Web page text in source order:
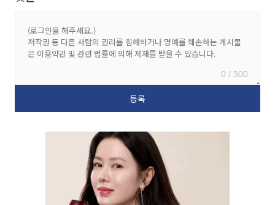
0 / 300